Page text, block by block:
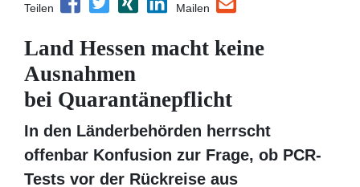
Teilen Mailen
Land Hessen macht keine
Ausnahmen
bei Quarantänepflicht
In den Länderbehörden herrscht offenbar
Konfusion zur Frage, ob PCR-Tests vor der
Rückreise aus Risikogebieten die Pflicht